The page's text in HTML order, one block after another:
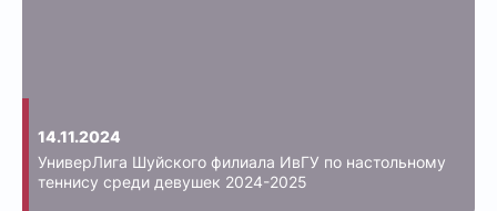
14.11.2024
УниверЛига Шуйского филиала ИвГУ по настольному
теннису среди девушек 2024-2025